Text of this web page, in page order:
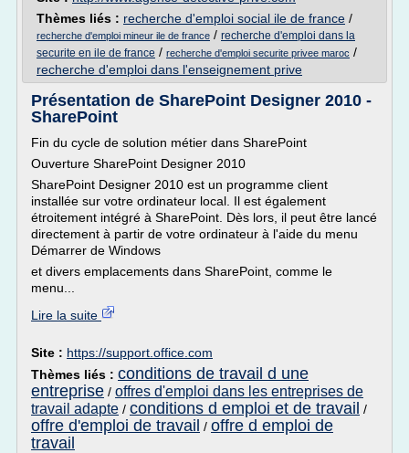
Thèmes liés : recherche d'emploi social ile de france /
recherche d'emploi mineur ile de france / recherche d'emploi dans la
securite en ile de france / recherche d'emploi securite privee maroc /
recherche d'emploi dans l'enseignement prive
Présentation de SharePoint Designer 2010 -
SharePoint
Fin du cycle de solution métier dans SharePoint
Ouverture SharePoint Designer 2010
SharePoint Designer 2010 est un programme client
installée sur votre ordinateur local. Il est également
étroitement intégré à SharePoint. Dès lors, il peut être lancé
directement à partir de votre ordinateur à l'aide du menu
Démarrer de Windows
et divers emplacements dans SharePoint, comme le
menu...
Lire la suite
Site : https://support.office.com
Thèmes liés : conditions de travail d une
entreprise / offres d'emploi dans les entreprises de
travail adapte / conditions d emploi et de travail /
offre d'emploi de travail / offre d emploi de
travail